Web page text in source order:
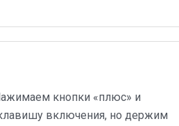
кнопки «плюс» и
включения, но держим